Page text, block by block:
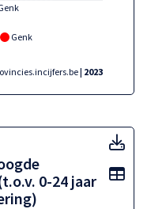
Genk
| 2023
0-24 jaar
0-24
Toon